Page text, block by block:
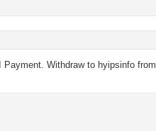
Withdraw to hyipsinfo from